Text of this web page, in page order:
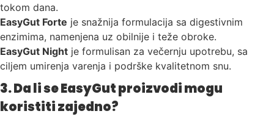
tokom dana.
EasyGut Forte je snažnija formulacija sa digestivnim
enzimima, namenjena uz obilnije i teže obroke.
EasyGut Night je formulisan za večernju upotrebu, sa
ciljem umirenja varenja i podrške kvalitetnom snu.
3. Da li se EasyGut proizvodi mogu
koristiti zajedno?